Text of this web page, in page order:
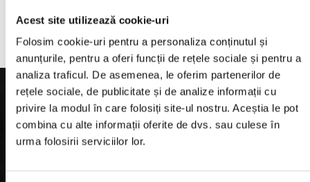
Acest site utilizează cookie-uri
Folosim cookie-uri pentru a personaliza conținutul și
anunțurile, pentru a oferi funcții de rețele sociale și pentru a
analiza traficul. De asemenea, le oferim partenerilor de
rețele sociale, de publicitate și de analize informații cu
privire la modul în care folosiți site-ul nostru. Aceștia le pot
combina cu alte informații oferite de dvs. sau culese în
urma folosirii serviciilor lor.
Te-ar mai putea interesa